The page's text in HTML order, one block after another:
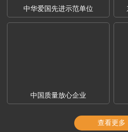
中华爱国先进示范单位
中国质量放心企业
查看更多